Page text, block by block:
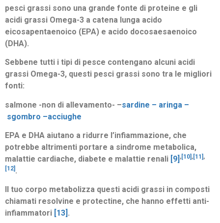
pesci grassi sono una grande fonte di proteine e gli
acidi grassi Omega-3 a catena lunga acido
eicosapentaenoico (EPA) e acido docosaesaenoico
(DHA).
Sebbene tutti i tipi di pesce contengano alcuni acidi
grassi Omega-3, questi pesci grassi sono tra le migliori
fonti:
salmone -non di allevamento- –sardine – aringa –
sgombro –acciughe
EPA e DHA aiutano a ridurre l’infiammazione, che
potrebbe altrimenti portare a sindrome metabolica,
malattie cardiache, diabete e malattie renali [9] , [10] , [11] ,
[12] .
Il tuo corpo metabolizza questi acidi grassi in composti
chiamati resolvine e protectine, che hanno effetti anti-
infiammatori [13] .